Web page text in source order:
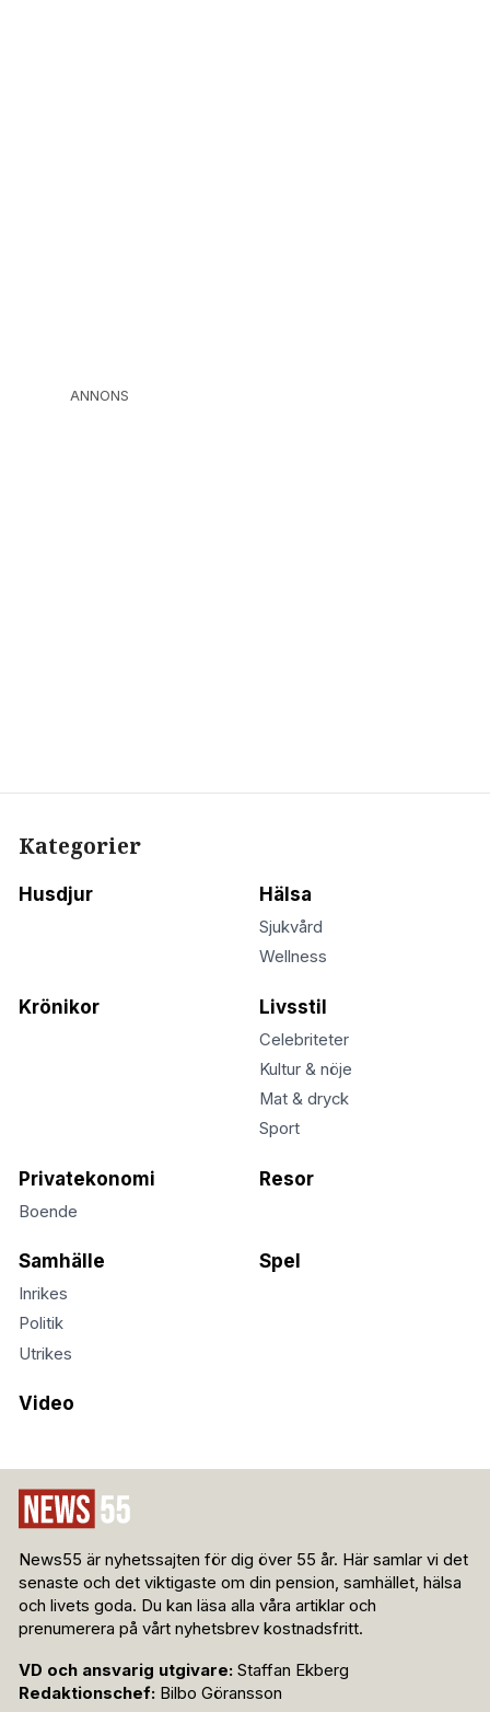
ANNONS
Kategorier
Husdjur Hälsa
Sjukvård
Wellness
Krönikor Livsstil
Celebriteter
Kultur & nöje
Mat & dryck
Sport
Privatekonomi
Boende
Resor
Samhälle
Inrikes
Politik
Utrikes
Spel
Video
News55 är nyhetssajten för dig över 55 år. Här samlar vi det
senaste och det viktigaste om din pension, samhället, hälsa
och livets goda. Du kan läsa alla våra artiklar och
prenumerera på vårt nyhetsbrev kostnadsfritt.
VD och ansvarig utgivare: Staffan Ekberg
Redaktionschef: Bilbo Göransson